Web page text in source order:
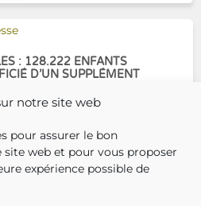
notre site web
pour assurer le bon
web et pour vous proposer
expérience possible de
: 128.222 ENFANTS
D’UN SUPPLÉMENT
droit